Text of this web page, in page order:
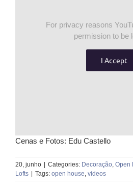
For privacy reasons
permission to be
I Accept
Cenas e Fotos: Edu Castello
20, junho | Categories: Decoração Open
Lofts | Tags: open house videos